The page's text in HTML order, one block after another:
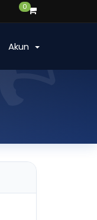
0
Akun